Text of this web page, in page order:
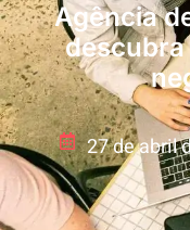
Agência
27 de abril